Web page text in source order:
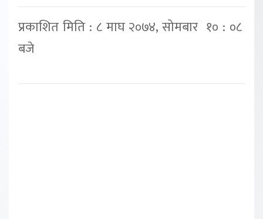
प्रकाशित मिति : ८ माघ २०७४, सोमबार १० : ०८
बजे